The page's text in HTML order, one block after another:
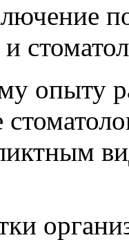
опыту